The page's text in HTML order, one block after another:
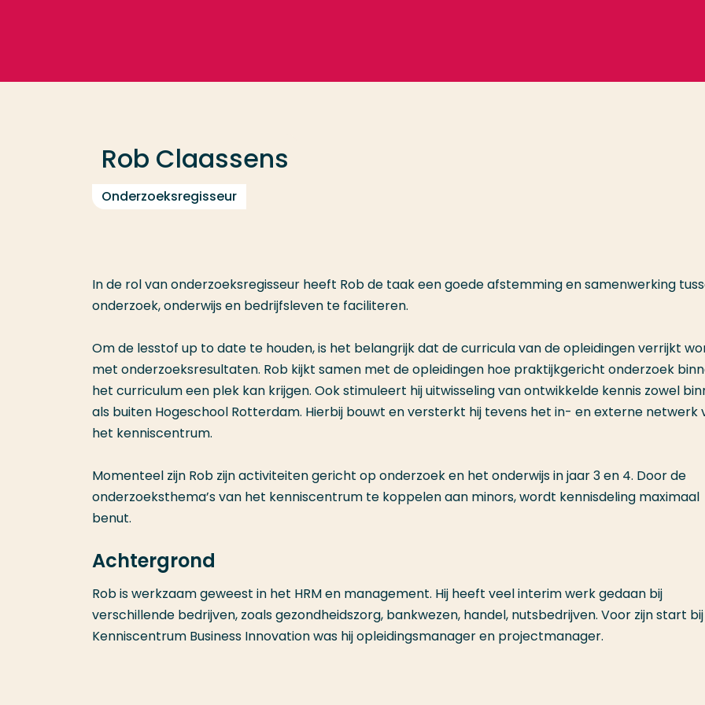
Rob Claassens
Onderzoeksregisseur
In de rol van onderzoeksregisseur heeft Rob de taak een goede afstemming en samenwerking
onderzoek, onderwijs en bedrijfsleven te faciliteren.
Om de lesstof up to date te houden, is het belangrijk dat de curricula van de opleidingen verrijkt
met onderzoeksresultaten. Rob kijkt samen met de opleidingen hoe praktijkgericht onderzoek
het curriculum een plek kan krijgen. Ook stimuleert hij uitwisseling van ontwikkelde kennis zowel
als buiten Hogeschool Rotterdam. Hierbij bouwt en versterkt hij tevens het in- en externe netwerk
het kenniscentrum.
Momenteel zijn Rob zijn activiteiten gericht op onderzoek en het onderwijs in jaar 3 en 4. Door de
onderzoeksthema’s van het kenniscentrum te koppelen aan minors, wordt kennisdeling maximaal
benut.
Achtergrond
Rob is werkzaam geweest in het HRM en management. Hij heeft veel interim werk gedaan bij
verschillende bedrijven, zoals gezondheidszorg, bankwezen, handel, nutsbedrijven. Voor zijn start bij
Kenniscentrum Business Innovation was hij opleidingsmanager en projectmanager.